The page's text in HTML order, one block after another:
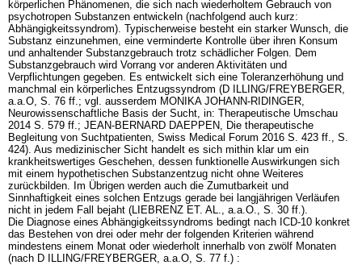
körperlichen Phänomenen, die sich nach wiederholtem Gebrauch von
psychotropen Substanzen entwickeln (nachfolgend auch kurz:
Abhängigkeitssyndrom). Typischerweise besteht ein starker Wunsch, die
Substanz einzunehmen, eine verminderte Kontrolle über ihren Konsum
und anhaltender Substanzgebrauch trotz schädlicher Folgen. Dem
Substanzgebrauch wird Vorrang vor anderen Aktivitäten und
Verpflichtungen gegeben. Es entwickelt sich eine Toleranzerhöhung und
manchmal ein körperliches Entzugssyndrom (D ILLING/FREYBERGER,
a.a.O, S. 76 ff.; vgl. ausserdem MONIKA JOHANN-RIDINGER,
Neurowissenschaftliche Basis der Sucht, in: Therapeutische Umschau
2014 S. 579 ff.; JEAN-BERNARD DAEPPEN, Die therapeutische
Begleitung von Suchtpatienten, Swiss Medical Forum 2016 S. 423 ff., S.
424). Aus medizinischer Sicht handelt es sich mithin klar um ein
krankheitswertiges Geschehen, dessen funktionelle Auswirkungen sich
mit einem hypothetischen Substanzentzug nicht ohne Weiteres
zurückbilden. Im Übrigen werden auch die Zumutbarkeit und
Sinnhaftigkeit eines solchen Entzugs gerade bei langjährigen Verläufen
nicht in jedem Fall bejaht (LIEBRENZ ET. AL., a.a.O., S. 30 ff.).
Die Diagnose eines Abhängigkeitssyndroms bedingt nach ICD-10 konkret
das Bestehen von drei oder mehr der folgenden Kriterien während
mindestens einem Monat oder wiederholt innerhalb von zwölf Monaten
(nach D ILLING/FREYBERGER, a.a.O, S. 77 f.) :